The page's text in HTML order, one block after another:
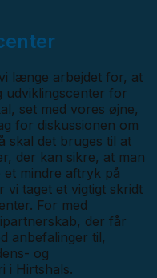
længe arbejdet for, at
udviklingscenter for
set med vores øjne,
for diskussionen om
skal det bruges til at
der kan sikre, at man
mindre aftryk på
vi taget et vigtigt skridt
For med
der får
anbefalinger til,
og
i Hirtshals.